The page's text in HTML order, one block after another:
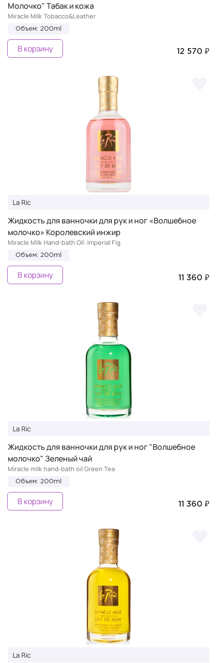
Молочко" Табак и кожа
Miracle Milk Tobacco&Leather
Объем: 200ml
12 570 ₽
В корзину
La Ric
Жидкость для ванночки для рук и ног «Волшебное
молочко» Королевский инжир
Miracle Milk Hand-bath Oil: Imperial Fig
Объем: 200ml
11 360 ₽
В корзину
La Ric
Жидкость для ванночки для рук и ног "Волшебное
молочко" Зеленый чай
Miracle milk hand-bath oil Green Tea
Объем: 200ml
11 360 ₽
В корзину
La Ric